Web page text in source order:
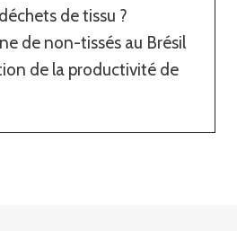
de tissu ?
de non-tissés au Brésil
de la productivité de